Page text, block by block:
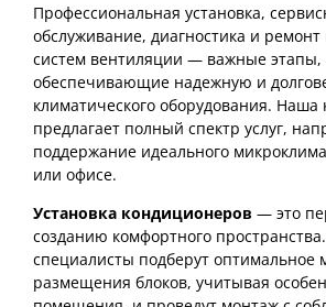
Профессиональная установка,
обслуживание, диагностика и
систем вентиляции — важные этапы,
обеспечивающие надежную и
климатического оборудования. Наша
предлагает полный спектр услуг,
поддержание идеального
или офисе.
Установка кондиционеров — это
созданию комфортного
специалисты подберут оптимальное
размещения блоков, учитывая